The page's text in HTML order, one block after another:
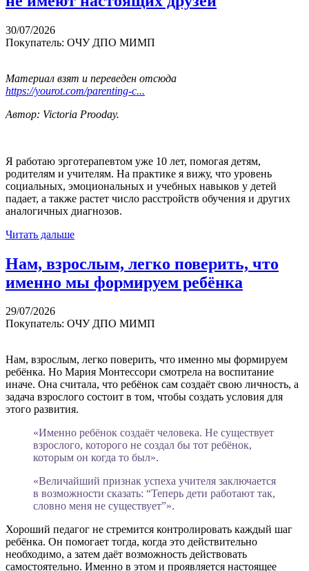
30/07/2026
Покупатель: ОЧУ ДПО МИМП
Материал взят и переведен отсюда
https://yourot.com/parenting-c...
Автор: Victoria Prooday.
Я работаю эрготерапевтом уже 10 лет, помогая детям,
родителям и учителям. На практике я вижу, что уровень
социальных, эмоциональных и учебных навыков у детей
падает, а также растет число расстройств обучения и других
аналогичных диагнозов.
Читать дальше
​Нам, взрослым, легко поверить, что
именно мы формируем ребёнка
29/07/2026
Покупатель: ОЧУ ДПО МИМП
Нам, взрослым, легко поверить, что именно мы формируем
ребёнка. Но Мария Монтессори смотрела на воспитание
иначе. Она считала, что ребёнок сам создаёт свою личность, а
задача взрослого состоит в том, чтобы создать условия для
этого развития.
«Именно ребёнок создаёт человека. Не существует
взрослого, которого не создал бы тот ребёнок,
которым он когда то был».
«Величайший признак успеха учителя заключается
в возможности сказать: “Теперь дети работают так,
словно меня не существует”».
Хороший педагог не стремится контролировать каждый шаг
ребёнка. Он помогает тогда, когда это действительно
необходимо, а затем даёт возможность действовать
самостоятельно. Именно в этом и проявляется настоящее